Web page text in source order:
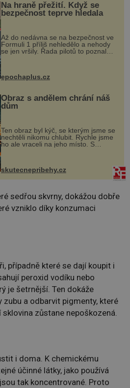
Na hraně přežití. Když se
bezpečnost teprve hledala
Až do nedávna se na bezpečnost ve
Formuli 1 příliš nehledělo a nehody
se jen vršily. Řada pilotů to poznala
na vlastní kůži, často s trvalými
následky nebo bohužel i ztrátou
života. Dnes nepochopiteln...
epochaplus.cz
Obraz s andělem chrání náš
dům
Ten obraz byl kýč, se kterým jsme se
nechtěli nikomu chlubit. Rychle jsme
ho ale vraceli na jeho místo. S
manželem Vaškem jsme si pořídili
chaloupku, takový domek na severu
Čech, kde jsme si naplánova...
skutecnepribehy.cz
sedřou skvrny, dokážou dobře
vzniklo díky konzumaci
případně které se dají koupit i
peroxid vodíku nebo
je šetrnější. Ten dokáže
a odbarvit pigmenty, které
zůstane nepoškozená.
i doma. K chemickému
účinné látky, jako používá
tak koncentrované. Proto